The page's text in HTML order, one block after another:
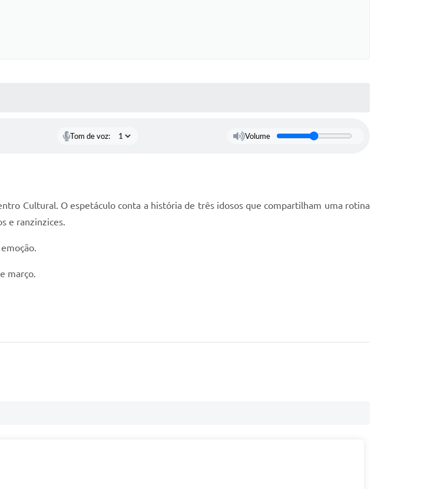
Tom de voz: Volume
Cultural. O espetáculo conta a história de três idosos que compartilham uma rotina
e ranzinzices.
março.